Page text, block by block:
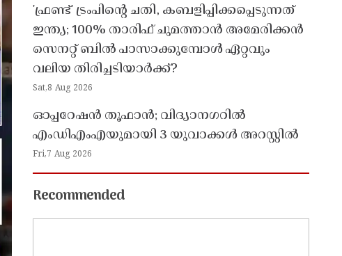
'ഫ്രണ്ട്' ട്രംപിന്റെ ചതി, കബളിപ്പിക്കപ്പെടുന്നത്
ഇന്ത്യ; 100% താരിഫ് ചുമത്താൻ അമേരിക്കൻ
സെനറ്റ് ബിൽ പാസാക്കുമ്പോൾ ഏറ്റവും
വലിയ തിരിച്ചടിയാർക്ക്?
Sat,8 Aug 2026
ഓപ്പറേഷൻ തൂഫാൻ; വിദ്യാനഗറിൽ
എംഡിഎംഎയുമായി 3 യുവാക്കൾ അറസ്റ്റിൽ
Fri,7 Aug 2026
Recommended